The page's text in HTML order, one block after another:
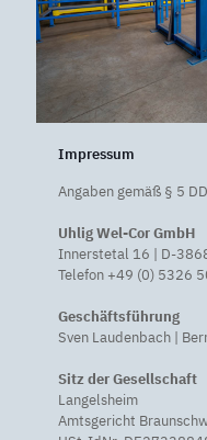
Impressum
Angaben gemäß § 5
Uhlig Wel-Cor GmbH
Innerstetal 16 | D-
Telefon +49 (0) 5326
Geschäftsführung
Sven Laudenbach |
Sitz der Gesellschaft
Langelsheim
Amtsgericht